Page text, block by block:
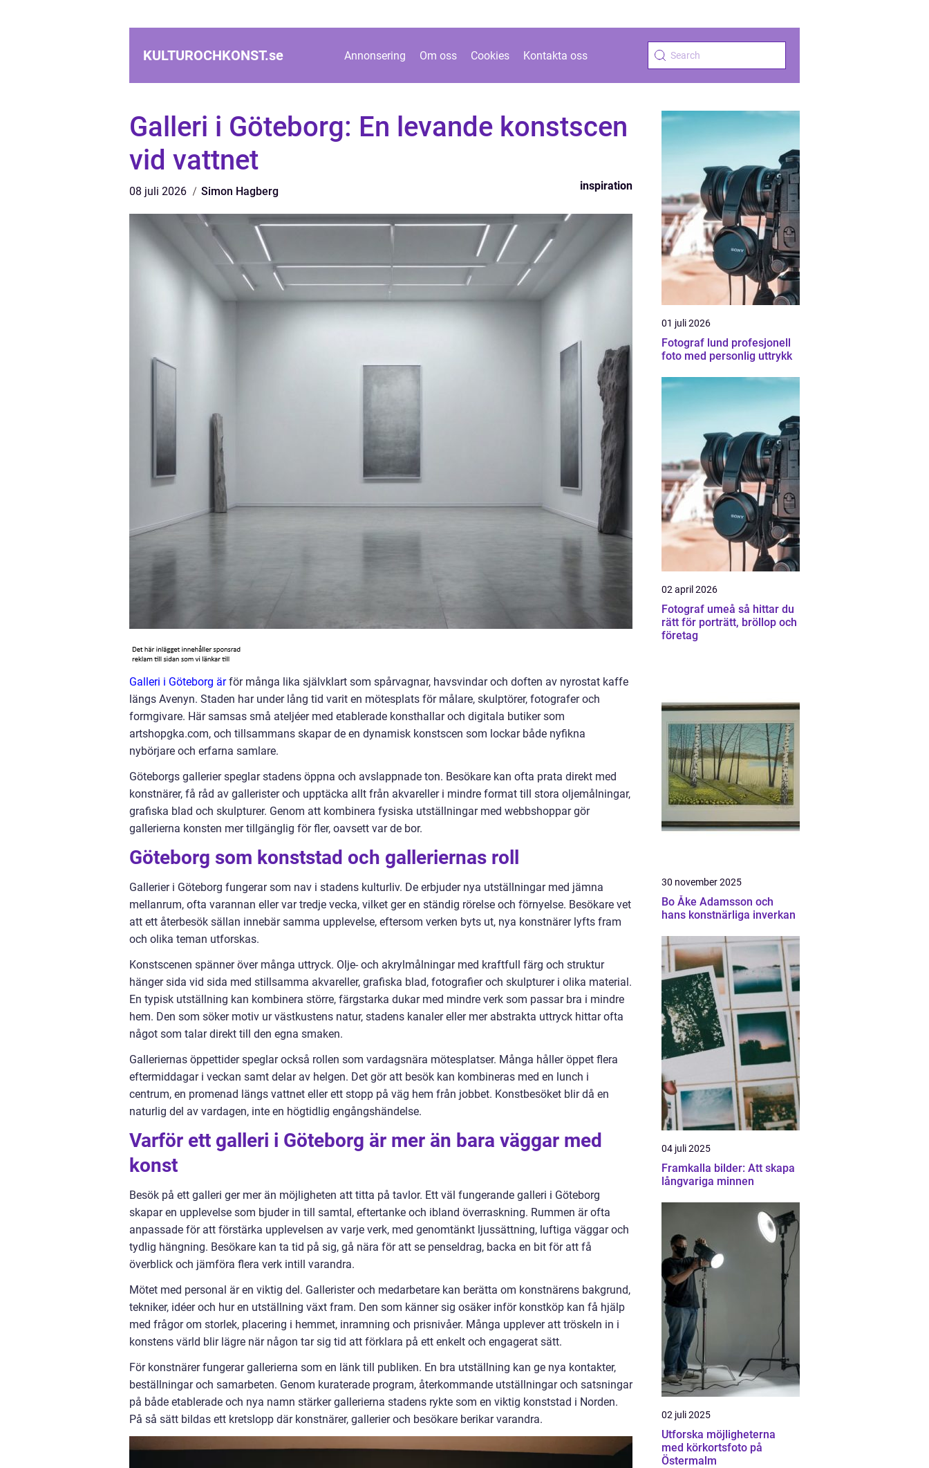
KULTUROCHKONST.se Annonsering Om oss Cookies Kontakta oss
Galleri i Göteborg: En levande konstscen
vid vattnet
08 juli 2026 Simon Hagberg inspiration
Galleri i Göteborg ärför många lika självklart som spårvagnar, havsvindar och doften av nyrostat kaffe
längs Avenyn. Staden har under lång tid varit en mötesplats för målare, skulptörer, fotografer och
formgivare. Här samsas små ateljéer med etablerade konsthallar och digitala butiker som
artshopgka.com, och tillsammans skapar de en dynamisk konstscen som lockar både nyfikna
nybörjare och erfarna samlare.
Göteborgs gallerier speglar stadens öppna och avslappnade ton. Besökare kan ofta prata direkt med
konstnärer, få råd av gallerister och upptäcka allt från akvareller i mindre format till stora oljemålningar,
grafiska blad och skulpturer. Genom att kombinera fysiska utställningar med webbshoppar gör
gallerierna konsten mer tillgänglig för fler, oavsett var de bor.
Göteborg som konststad och galleriernas roll
Gallerier i Göteborg fungerar som nav i stadens kulturliv. De erbjuder nya utställningar med jämna
mellanrum, ofta varannan eller var tredje vecka, vilket ger en ständig rörelse och förnyelse. Besökare vet
att ett återbesök sällan innebär samma upplevelse, eftersom verken byts ut, nya konstnärer lyfts fram
och olika teman utforskas.
Konstscenen spänner över många uttryck. Olje- och akrylmålningar med kraftfull färg och struktur
hänger sida vid sida med stillsamma akvareller, grafiska blad, fotografier och skulpturer i olika material.
En typisk utställning kan kombinera större, färgstarka dukar med mindre verk som passar bra i mindre
hem. Den som söker motiv ur västkustens natur, stadens kanaler eller mer abstrakta uttryck hittar ofta
något som talar direkt till den egna smaken.
Galleriernas öppettider speglar också rollen som vardagsnära mötesplatser. Många håller öppet flera
eftermiddagar i veckan samt delar av helgen. Det gör att besök kan kombineras med en lunch i
centrum, en promenad längs vattnet eller ett stopp på väg hem från jobbet. Konstbesöket blir då en
naturlig del av vardagen, inte en högtidlig engångshändelse.
Varför ett galleri i Göteborg är mer än bara väggar med
konst
Besök på ett galleri ger mer än möjligheten att titta på tavlor. Ett väl fungerande galleri i Göteborg
skapar en upplevelse som bjuder in till samtal, eftertanke och ibland överraskning. Rummen är ofta
anpassade för att förstärka upplevelsen av varje verk, med genomtänkt ljussättning, luftiga väggar och
tydlig hängning. Besökare kan ta tid på sig, gå nära för att se penseldrag, backa en bit för att få
överblick och jämföra flera verk intill varandra.
Mötet med personal är en viktig del. Gallerister och medarbetare kan berätta om konstnärens bakgrund,
tekniker, idéer och hur en utställning växt fram. Den som känner sig osäker inför konstköp kan få hjälp
med frågor om storlek, placering i hemmet, inramning och prisnivåer. Många upplever att tröskeln in i
konstens värld blir lägre när någon tar sig tid att förklara på ett enkelt och engagerat sätt.
För konstnärer fungerar gallerierna som en länk till publiken. En bra utställning kan ge nya kontakter,
beställningar och samarbeten. Genom kuraterade program, återkommande utställningar och satsningar
på både etablerade och nya namn stärker gallerierna stadens rykte som en viktig konststad i Norden.
På så sätt bildas ett kretslopp där konstnärer, gallerier och besökare berikar varandra.
01 juli 2026
Fotograf lund profesjonell
foto med personlig uttrykk
02 april 2026
Fotograf umeå så hittar du
rätt för porträtt, bröllop och
företag
30 november 2025
Bo Åke Adamsson och
hans konstnärliga inverkan
04 juli 2025
Framkalla bilder: Att skapa
långvariga minnen
02 juli 2025
Utforska möjligheterna
med körkortsfoto på
Östermalm